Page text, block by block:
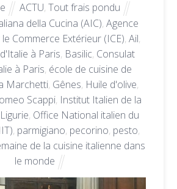
ACTU, Tout frais pondu
della Cucina (AIC), Agence
Commerce Extérieur (ICE), Ail,
à Paris, Basilic, Consulat
à Paris, école de cuisine de
Marchetti, Gênes, Huile d'olive,
Scappi, Institut Italien de la
Ligurie, Office National italien du
, parmigiano, pecorino, pesto,
de la cuisine italienne dans
le monde